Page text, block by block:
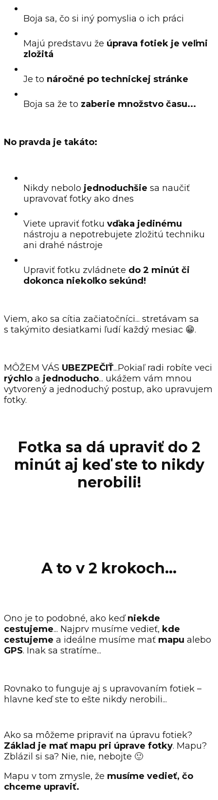
Boja sa, čo si iný pomyslia o ich práci
Majú predstavu že úprava fotiek je veľmi
zložitá
Je to náročné po technickej stránke
Boja sa že to zaberie množstvo času...
No pravda je takáto:
Nikdy nebolo jednoduchšie sa naučiť
upravovať fotky ako dnes
Viete upraviť fotku vďaka jedinému
nástroju a nepotrebujete zložitú techniku
ani drahé nástroje
Upraviť fotku zvládnete do 2 minút či
dokonca niekoľko sekúnd!
Viem, ako sa cítia začiatočníci... stretávam sa
s takýmito desiatkami ľudí každý mesiac 😁.
MÔŽEM VÁS UBEZPEČIŤ...Pokiaľ radi robíte veci
rýchlo a jednoducho... ukážem vám mnou
vytvorený a jednoduchý postup, ako upravujem
fotky.
Fotka sa dá upraviť do 2
minút aj keď ste to nikdy
nerobili!
A to v 2 krokoch...
Ono je to podobné, ako keďniekde
cestujeme... Najprv musíme vedieť, kde
cestujeme a ideálne musíme mať mapu alebo
GPS. Inak sa stratíme...
Rovnako to funguje aj s upravovaním fotiek –
hlavne keď ste to ešte nikdy nerobili...
Ako sa môžeme pripraviť na úpravu fotiek?
Základ je mať mapu pri úprave fotky. Mapu?
Zblázil si sa? Nie, nie, nebojte 🙂
Mapu v tom zmysle, že musíme vedieť, čo
chceme upraviť.